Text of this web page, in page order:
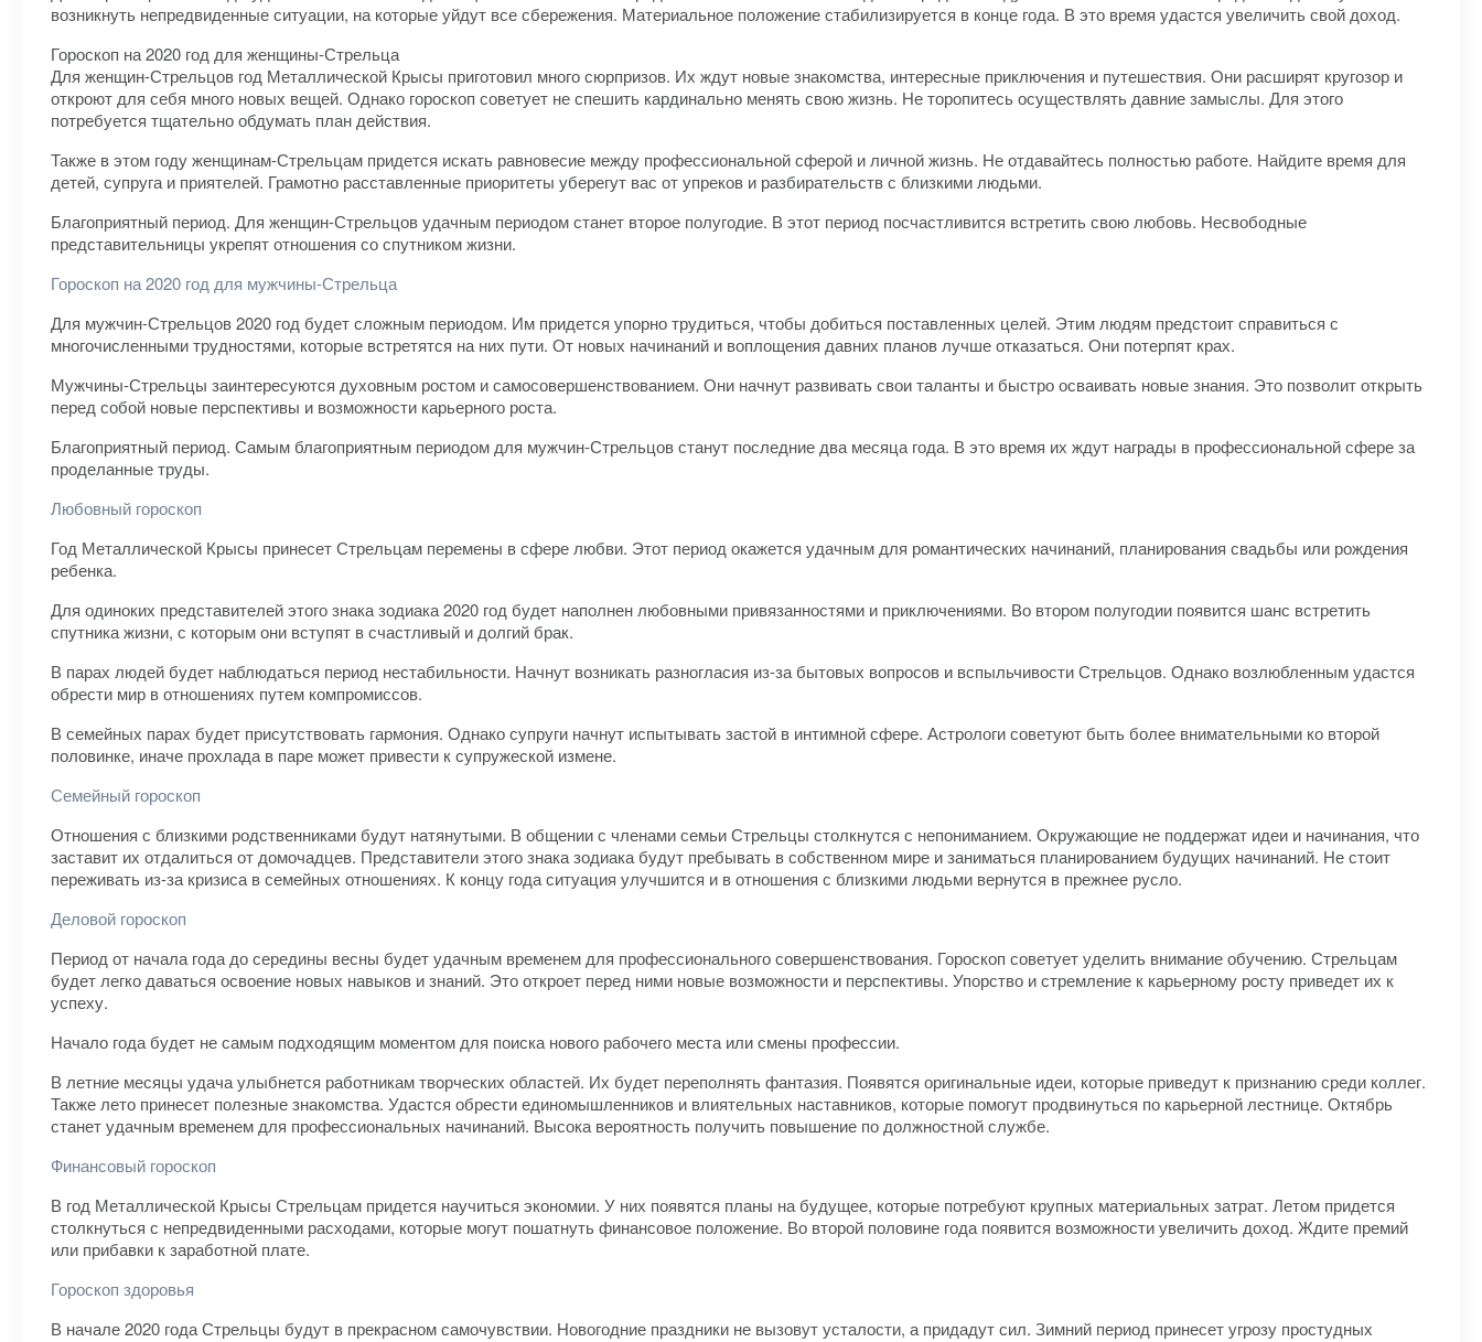
возникнуть непредвиденные ситуации, на которые уйдут все сбережения. Материальное положение стабилизируется в конце года. В это время удастся увеличить свой доход.
Гороскоп на 2020 год для женщины-Стрельца
Для женщин-Стрельцов год Металлической Крысы приготовил много сюрпризов. Их ждут новые знакомства, интересные приключения и путешествия. Они расширят кругозор и
откроют для себя много новых вещей. Однако гороскоп советует не спешить кардинально менять свою жизнь. Не торопитесь осуществлять давние замыслы. Для этого
потребуется тщательно обдумать план действия.
Также в этом году женщинам-Стрельцам придется искать равновесие между профессиональной сферой и личной жизнь. Не отдавайтесь полностью работе. Найдите время для
детей, супруга и приятелей. Грамотно расставленные приоритеты уберегут вас от упреков и разбирательств с близкими людьми.
Благоприятный период. Для женщин-Стрельцов удачным периодом станет второе полугодие. В этот период посчастливится встретить свою любовь. Несвободные
представительницы укрепят отношения со спутником жизни.
Гороскоп на 2020 год для мужчины-Стрельца
Для мужчин-Стрельцов 2020 год будет сложным периодом. Им придется упорно трудиться, чтобы добиться поставленных целей. Этим людям предстоит справиться с
многочисленными трудностями, которые встретятся на них пути. От новых начинаний и воплощения давних планов лучше отказаться. Они потерпят крах.
Мужчины-Стрельцы заинтересуются духовным ростом и самосовершенствованием. Они начнут развивать свои таланты и быстро осваивать новые знания. Это позволит открыть
перед собой новые перспективы и возможности карьерного роста.
Благоприятный период. Самым благоприятным периодом для мужчин-Стрельцов станут последние два месяца года. В это время их ждут награды в профессиональной сфере за
проделанные труды.
Любовный гороскоп
Год Металлической Крысы принесет Стрельцам перемены в сфере любви. Этот период окажется удачным для романтических начинаний, планирования свадьбы или рождения
ребенка.
Для одиноких представителей этого знака зодиака 2020 год будет наполнен любовными привязанностями и приключениями. Во втором полугодии появится шанс встретить
спутника жизни, с которым они вступят в счастливый и долгий брак.
В парах людей будет наблюдаться период нестабильности. Начнут возникать разногласия из-за бытовых вопросов и вспыльчивости Стрельцов. Однако возлюбленным удастся
обрести мир в отношениях путем компромиссов.
В семейных парах будет присутствовать гармония. Однако супруги начнут испытывать застой в интимной сфере. Астрологи советуют быть более внимательными ко второй
половинке, иначе прохлада в паре может привести к супружеской измене.
Семейный гороскоп
Отношения с близкими родственниками будут натянутыми. В общении с членами семьи Стрельцы столкнутся с непониманием. Окружающие не поддержат идеи и начинания, что
заставит их отдалиться от домочадцев. Представители этого знака зодиака будут пребывать в собственном мире и заниматься планированием будущих начинаний. Не стоит
переживать из-за кризиса в семейных отношениях. К концу года ситуация улучшится и в отношения с близкими людьми вернутся в прежнее русло.
Деловой гороскоп
Период от начала года до середины весны будет удачным временем для профессионального совершенствования. Гороскоп советует уделить внимание обучению. Стрельцам
будет легко даваться освоение новых навыков и знаний. Это откроет перед ними новые возможности и перспективы. Упорство и стремление к карьерному росту приведет их к
успеху.
Начало года будет не самым подходящим моментом для поиска нового рабочего места или смены профессии.
В летние месяцы удача улыбнется работникам творческих областей. Их будет переполнять фантазия. Появятся оригинальные идеи, которые приведут к признанию среди коллег.
Также лето принесет полезные знакомства. Удастся обрести единомышленников и влиятельных наставников, которые помогут продвинуться по карьерной лестнице. Октябрь
станет удачным временем для профессиональных начинаний. Высока вероятность получить повышение по должностной службе.
Финансовый гороскоп
В год Металлической Крысы Стрельцам придется научиться экономии. У них появятся планы на будущее, которые потребуют крупных материальных затрат. Летом придется
столкнуться с непредвиденными расходами, которые могут пошатнуть финансовое положение. Во второй половине года появится возможности увеличить доход. Ждите премий
или прибавки к заработной плате.
Гороскоп здоровья
В начале 2020 года Стрельцы будут в прекрасном самочувствии. Новогодние праздники не вызовут усталости, а придадут сил. Зимний период принесет угрозу простудных